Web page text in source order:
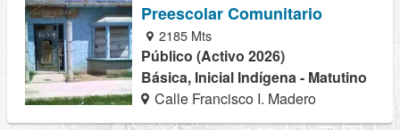
Preescolar Comunitario
2185 Mts
Público (Activo 2026)
Básica, Inicial Indígena - Matutino
Calle Francisco I. Madero